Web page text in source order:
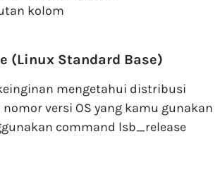
kolom
(Linux Standard Base)
mengetahui distribusi
versi OS yang kamu gunakan
command lsb_release